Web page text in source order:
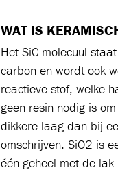
WAT IS
Het SiC molecuul
carbon en wordt ook
reactieve stof, welke
geen resin nodig is
dikkere laag dan bij
omschrijven: SiO2 is
één geheel met de